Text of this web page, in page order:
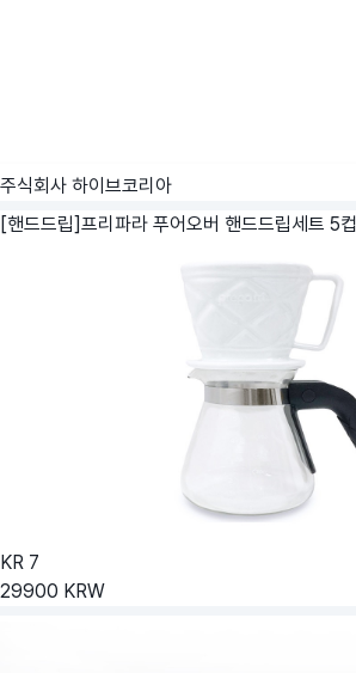
주식회사 하이브코리아
[핸드드립]프리파라 푸어오버 핸드드립세트 5컵
KR 7
29900 KRW